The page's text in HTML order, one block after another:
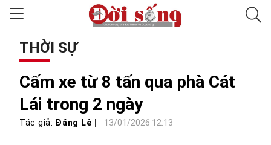
THỜI SỰ
Cấm xe từ 8 tấn qua phà Cát
Lái trong 2 ngày
Tác giả: Đăng Lê 13/01/2026 12:13